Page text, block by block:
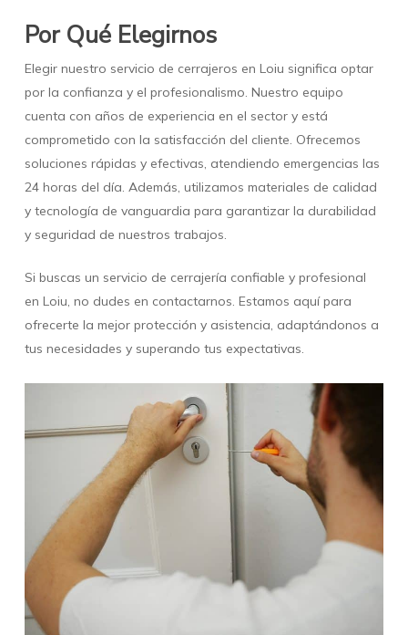
Por Qué Elegirnos
Elegir nuestro servicio de cerrajeros en Loiu significa optar
por la confianza y el profesionalismo. Nuestro equipo
cuenta con años de experiencia en el sector y está
comprometido con la satisfacción del cliente. Ofrecemos
soluciones rápidas y efectivas, atendiendo emergencias las
24 horas del día. Además, utilizamos materiales de calidad
y tecnología de vanguardia para garantizar la durabilidad
y seguridad de nuestros trabajos.
Si buscas un servicio de cerrajería confiable y profesional
en Loiu, no dudes en contactarnos. Estamos aquí para
ofrecerte la mejor protección y asistencia, adaptándonos a
tus necesidades y superando tus expectativas.